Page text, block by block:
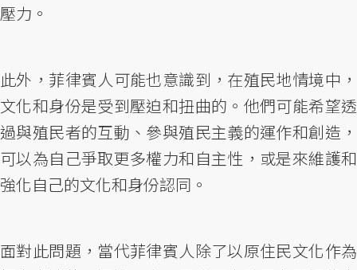
壓力。
此外，菲律賓人可能也意識到，在殖民地情境中，
文化和身份是受到壓迫和扭曲的。他們可能希望透
過與殖民者的互動、參與殖民主義的運作和創造，
可以為自己爭取更多權力和自主性，或是來維護和
強化自己的文化和身份認同。
面對此問題，當代菲律賓人除了以原住民文化作為